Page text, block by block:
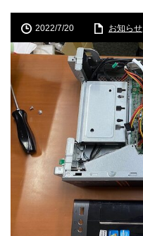
2022/7/20 お知らせ